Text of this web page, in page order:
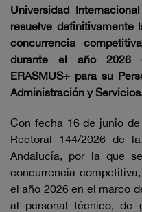
Universidad
resuelve definitivamente
concurrencia
durante el año 2026
ERASMUS+ para su
Administración y
Con fecha 16 de junio
Rectoral 144/2026 de
Andalucía, por la que
concurrencia
el año 2026 en el marco
al personal técnico, de